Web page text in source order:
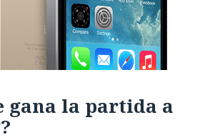
gana la partida a